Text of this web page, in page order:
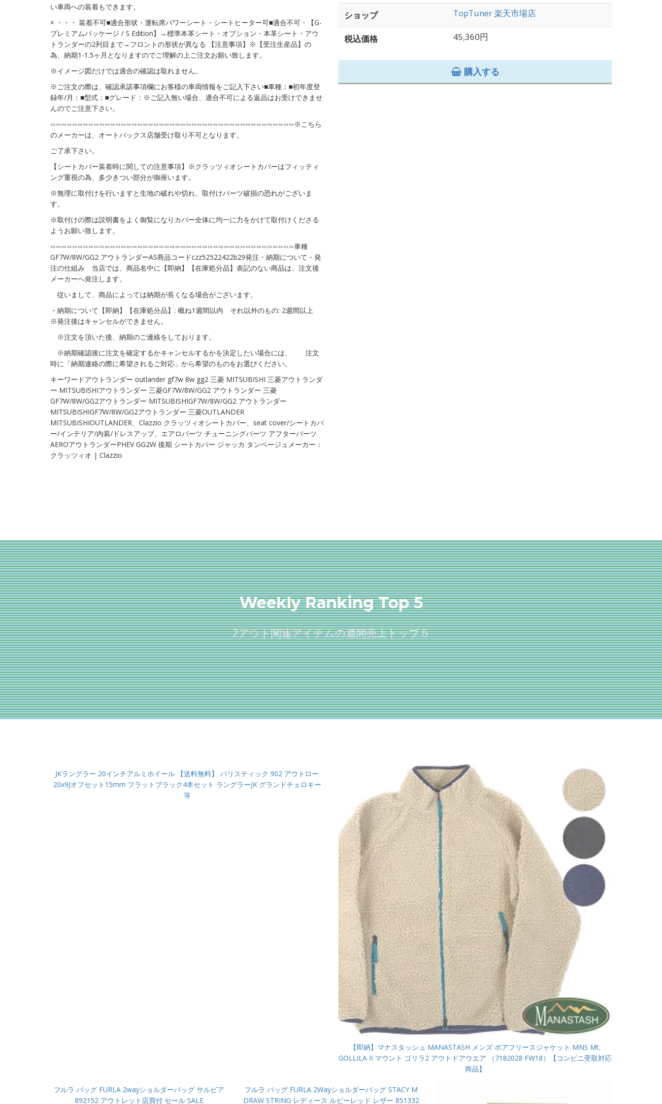
い車両への装着もできます。
× ・・・ 装着不可■適合形状・運転席パワーシート・シートヒーター可■適合不可・【G-
プレミアムパッケージ / S Edition】→標準本革シート・オプション・本革シート・アウ
トランダーの2列目まで→フロントの形状が異なる 【注意事項】※【受注生産品】の
為、納期1-1.5ヶ月となりますのでご理解の上ご注文お願い致します。
※イメージ図だけでは適合の確認は取れません。
※ご注文の際は、確認承諾事項欄にお客様の車両情報をご記入下さい■車種：■初年度登
録年/月：■型式：■グレード：※ご記入無い場合、適合不可による返品はお受けできませ
んのでご注意下さい。
∽∽∽∽∽∽∽∽∽∽∽∽∽∽∽∽∽∽∽∽∽∽∽∽∽∽∽∽∽∽∽∽∽∽∽∽∽∽∽∽∽∽∽∽∽※こちら
のメーカーは、オートバックス店舗受け取り不可となります。
ご了承下さい。
【シートカバー装着時に関しての注意事項】※クラッツィオシートカバーはフィッティ
ング重視の為、多少きつい部分が御座います。
※無理に取付けを行いますと生地の破れや切れ、取付けパーツ破損の恐れがございま
す。
※取付けの際は説明書をよく御覧になりカバー全体に均一に力をかけて取付けくださる
ようお願い致します。
∽∽∽∽∽∽∽∽∽∽∽∽∽∽∽∽∽∽∽∽∽∽∽∽∽∽∽∽∽∽∽∽∽∽∽∽∽∽∽∽∽∽∽∽∽車種
GF7W/8W/GG2 アウトランダーAS商品コードczz52522422b29発注・納期について・発
注の仕組み 当店では、商品名中に【即納】【在庫処分品】表記のない商品は、注文後
メーカーへ発注します。
従いまして、商品によっては納期が長くなる場合がございます。
・納期について【即納】【在庫処分品】: 概ね1週間以内 それ以外のもの: 2週間以上
※発注後はキャンセルができません。
※注文を頂いた後、納期のご連絡をしております。
※納期確認後に注文を確定するかキャンセルするかを決定したい場合には、 注文
時に「納期連絡の際に希望されるご対応」から希望のものをお選びください。
キーワードアウトランダー outlander gf7w 8w gg2 三菱 MITSUBISHI 三菱アウトランダ
ー MITSUBISHIアウトランダー 三菱GF7W/8W/GG2 アウトランダー 三菱
GF7W/8W/GG2アウトランダー MITSUBISHIGF7W/8W/GG2 アウトランダー
MITSUBISHIGF7W/8W/GG2アウトランダー 三菱OUTLANDER
MITSUBISHIOUTLANDER、Clazzio クラッツィオシートカバー、seat cover/シートカバ
ー/インテリア/内装/ドレスアップ、エアロパーツ チューニングパーツ アフターパーツ
AEROアウトランダーPHEV GG2W 後期 シートカバー ジャッカ タンベージュメーカー：
クラッツィオ | Clazzio
ショップ TopTuner 楽天市場店
税込価格 45,360円
購入する
Weekly Ranking Top 5
2アウト関連アイテムの週間売上トップ５
JKラングラー 20インチアルミホイール 【送料無料】 バリスティック 902 アウトロー
20x9Jオフセット15mm フラットブラック4本セット ラングラーJK グランドチェロキー
等
【即納】マナスタッシュ MANASTASH メンズ ボアフリースジャケット MNS Mt.
GOLLILA II マウント ゴリラ2 アウトドアウエア （7182028 FW18）【コンビニ受取対応
商品】
フルラ バッグ FURLA 2wayショルダーバッグ サルビア
892152 アウトレット店買付 セール SALE
フルラ バッグ FURLA 2Wayショルダーバッグ STACY M
DRAW STRING レディース ルビーレッド レザー 851332